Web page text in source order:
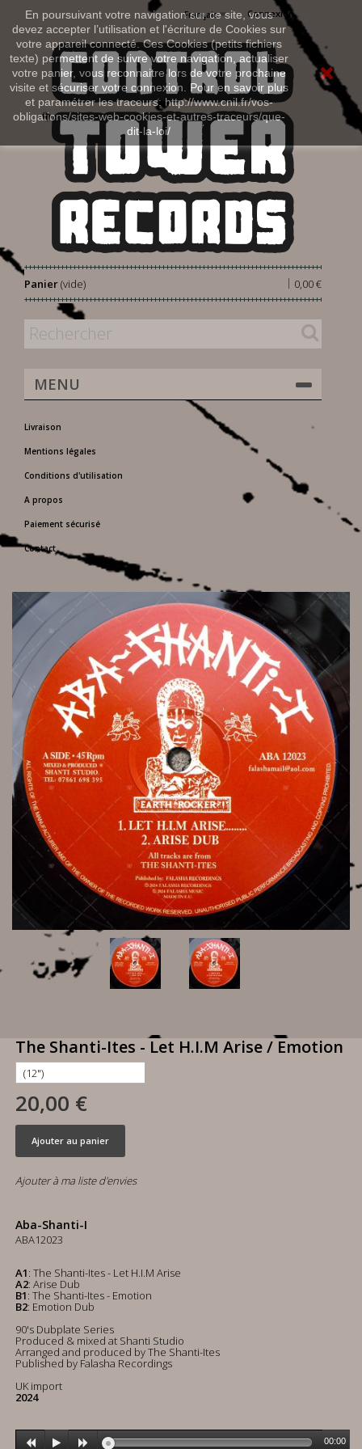
En poursuivant votre navigation sur ce site, vous
devez accepter l’utilisation et l'écriture de Cookies sur
votre appareil connecté. Ces Cookies (petits fichiers
texte) permettent de suivre votre navigation, actualiser
votre panier, vous reconnaitre lors de votre prochaine
visite et sécuriser votre connexion. Pour en savoir plus
et paramétrer les traceurs: http://www.cnil.fr/vos-
obligations/sites-web-cookies-et-autres-traceurs/que-
dit-la-loi/
Connexion
Français
Panier 0,00 €
|
(vide)
MENU
Livraison
Mentions légales
Conditions d'utilisation
A propos
Paiement sécurisé
Contact
The Shanti-Ites - Let H.I.M Arise / Emotion
20,00 €
Ajouter au panier
Ajouter à ma liste d'envies
Aba-Shanti-I
ABA12023
A1: The Shanti-Ites - Let H.I.M Arise
A2: Arise Dub
B1: The Shanti-Ites - Emotion
B2: Emotion Dub
90's Dubplate Series
Produced & mixed at Shanti Studio
Arranged and produced by The Shanti-Ites
Published by Falasha Recordings
UK import
2024
00:00